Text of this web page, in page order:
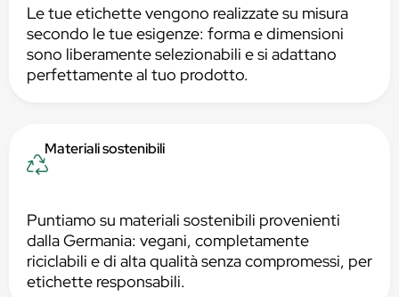
Le tue etichette vengono realizzate su misura
secondo le tue esigenze: forma e dimensioni
sono liberamente selezionabili e si adattano
perfettamente al tuo prodotto.
Materiali sostenibili
Puntiamo su materiali sostenibili provenienti
dalla Germania: vegani, completamente
riciclabili e di alta qualità senza compromessi, per
etichette responsabili.